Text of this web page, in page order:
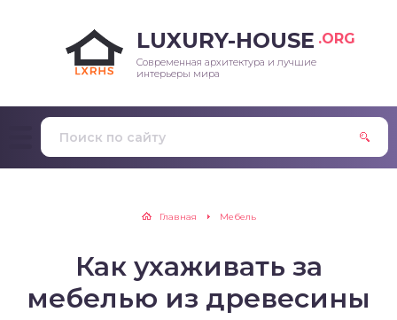
LUXURY-HOUSE .ORG
Современная архитектура и лучшие
интерьеры мира
Главная Мебель
Как ухаживать за
мебелью из древесины